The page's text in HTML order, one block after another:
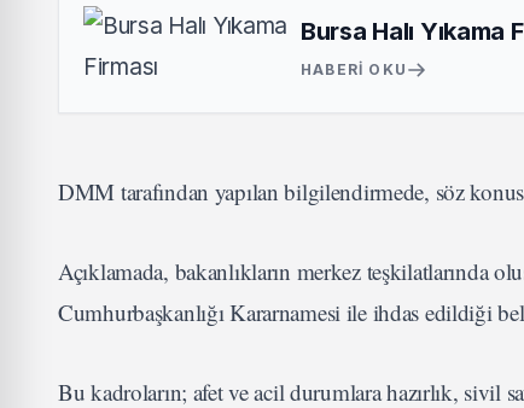
Bursa Halı Yıkama
HABERI OKU
DMM tarafından yapılan bilgilendirmede, söz
Açıklamada, bakanlıkların merkez teşkilatlarında
Cumhurbaşkanlığı Kararnamesi ile ihdas edildiği
Bu kadroların; afet ve acil durumlara hazırlık, sivil